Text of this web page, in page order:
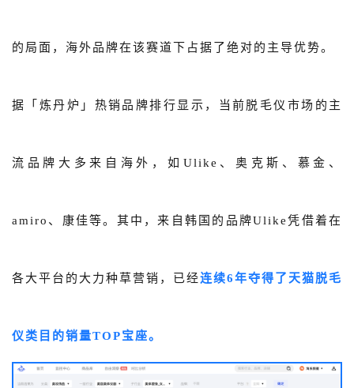
的局面，海外品牌在该赛道下占据了绝对的主导优势。
据「炼丹炉」热销品牌排行显示，当前脱毛仪市场的主
流品牌大多来自海外，如 Ulike、奥克斯、慕金、
amiro、康佳等。其中，来自韩国的品牌Ulike凭借着在
各大平台的大力种草营销，已经连续6年夺得了天猫脱毛
仪类目的销量TOP宝座。